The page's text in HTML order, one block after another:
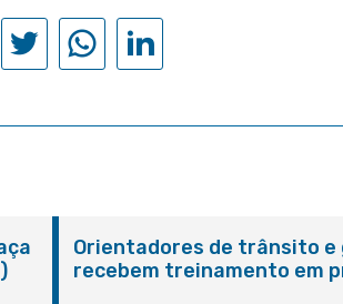
Orientadores de trânsito e
recebem treinamento em